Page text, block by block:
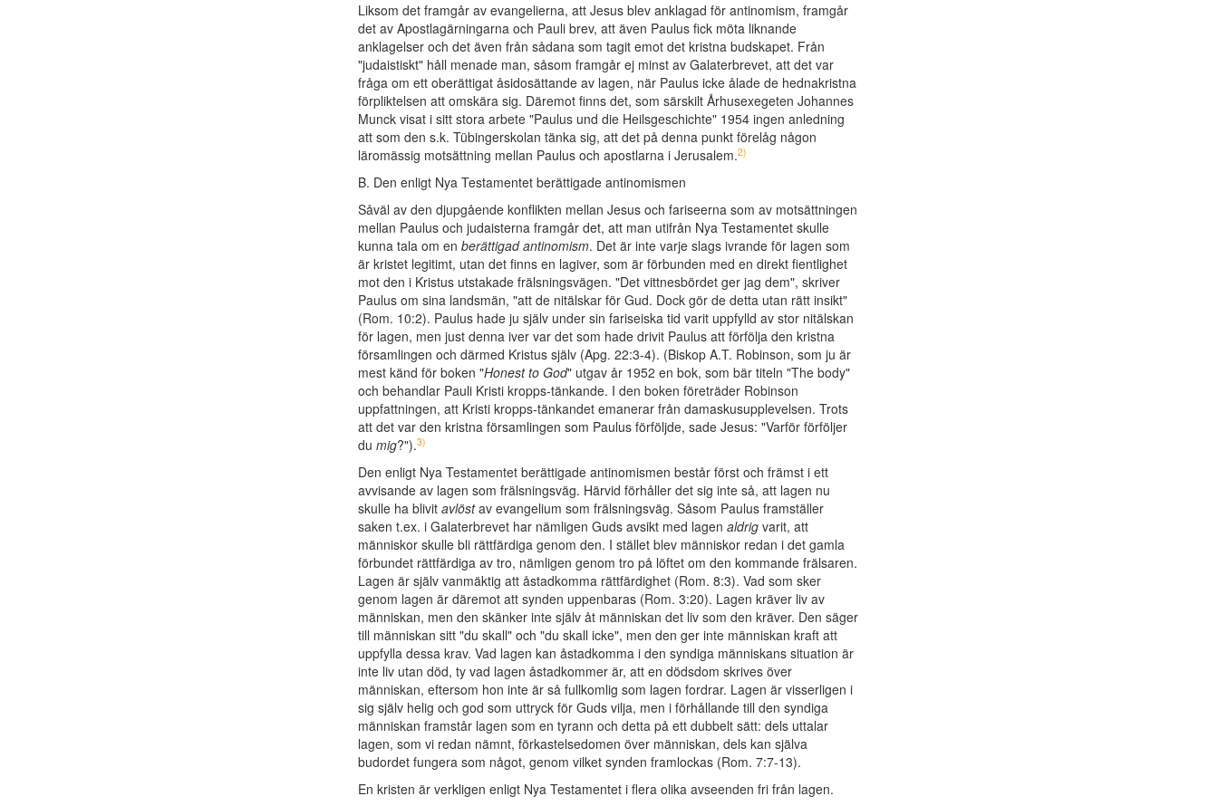
Liksom det framgår av evangelierna, att Jesus blev anklagad för antinomism, framgår
det av Apostlagärningarna och Pauli brev, att även Paulus fick möta liknande
anklagelser och det även från sådana som tagit emot det kristna budskapet. Från
"judaistiskt" håll menade man, såsom framgår ej minst av Galaterbrevet, att det var
fråga om ett oberättigat åsidosättande av lagen, när Paulus icke ålade de hednakristna
förpliktelsen att omskära sig. Däremot finns det, som särskilt Århusexegeten Johannes
Munck visat i sitt stora arbete "Paulus und die Heilsgeschichte" 1954 ingen anledning
att som den s.k. Tübingerskolan tänka sig, att det på denna punkt förelåg någon
läromässig motsättning mellan Paulus och apostlarna i Jerusalem.2)
B. Den enligt Nya Testamentet berättigade antinomismen
Såväl av den djupgående konflikten mellan Jesus och fariseerna som av motsättningen
mellan Paulus och judaisterna framgår det, att man utifrån Nya Testamentet skulle
kunna tala om en berättigad antinomism. Det är inte varje slags ivrande för lagen som
är kristet legitimt, utan det finns en lagiver, som är förbunden med en direkt fientlighet
mot den i Kristus utstakade frälsningsvägen. "Det vittnesbördet ger jag dem", skriver
Paulus om sina landsmän, "att de nitälskar för Gud. Dock gör de detta utan rätt insikt"
(Rom. 10:2). Paulus hade ju själv under sin fariseiska tid varit uppfylld av stor nitälskan
för lagen, men just denna iver var det som hade drivit Paulus att förfölja den kristna
församlingen och därmed Kristus själv (Apg. 22:3-4). (Biskop A.T. Robinson, som ju är
mest känd för boken "Honest to God" utgav år 1952 en bok, som bär titeln "The body"
och behandlar Pauli Kristi kropps-tänkande. I den boken företräder Robinson
uppfattningen, att Kristi kropps-tänkandet emanerar från damaskusupplevelsen. Trots
att det var den kristna församlingen som Paulus förföljde, sade Jesus: "Varför förföljer
du mig?").3)
Den enligt Nya Testamentet berättigade antinomismen består först och främst i ett
avvisande av lagen som frälsningsväg. Härvid förhåller det sig inte så, att lagen nu
skulle ha blivit avlöstav evangelium som frälsningsväg. Såsom Paulus framställer
saken t.ex. i Galaterbrevet har nämligen Guds avsikt med lagen aldrigvarit, att
människor skulle bli rättfärdiga genom den. I stället blev människor redan i det gamla
förbundet rättfärdiga av tro, nämligen genom tro på löftet om den kommande frälsaren.
Lagen är själv vanmäktig att åstadkomma rättfärdighet (Rom. 8:3). Vad som sker
genom lagen är däremot att synden uppenbaras (Rom. 3:20). Lagen kräver liv av
människan, men den skänker inte själv åt människan det liv som den kräver. Den säger
till människan sitt "du skall" och "du skall icke", men den ger inte människan kraft att
uppfylla dessa krav. Vad lagen kan åstadkomma i den syndiga människans situation är
inte liv utan död, ty vad lagen åstadkommer är, att en dödsdom skrives över
människan, eftersom hon inte är så fullkomlig som lagen fordrar. Lagen är visserligen i
sig själv helig och god som uttryck för Guds vilja, men i förhållande till den syndiga
människan framstår lagen som en tyrann och detta på ett dubbelt sätt: dels uttalar
lagen, som vi redan nämnt, förkastelsedomen över människan, dels kan själva
budordet fungera som något, genom vilket synden framlockas (Rom. 7:7-13).
En kristen är verkligen enligt Nya Testamentet i flera olika avseenden fri från lagen.